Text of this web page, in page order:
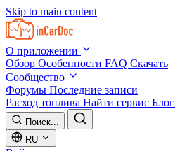
Skip to main content
О приложении
Обзор Особенности FAQ Скачать
Сообщество
Форумы Последние записи
Расход топлива Найти сервис Блог
Поиск...
RU